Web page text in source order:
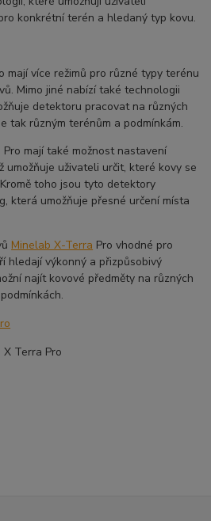
konkrétní terén a hledaný typ kovu.
mají více režimů pro různé typy terénu
Mimo jiné nabízí také technologii
detektoru pracovat na různých
tak různým terénům a podmínkám.
mají také možnost nastavení
umožňuje uživateli určit, které kovy se
toho jsou tyto detektory
která umožňuje přesné určení místa
Minelab X-Terra Pro vhodné pro
hledají výkonný a přizpůsobivý
najít kovové předměty na různých